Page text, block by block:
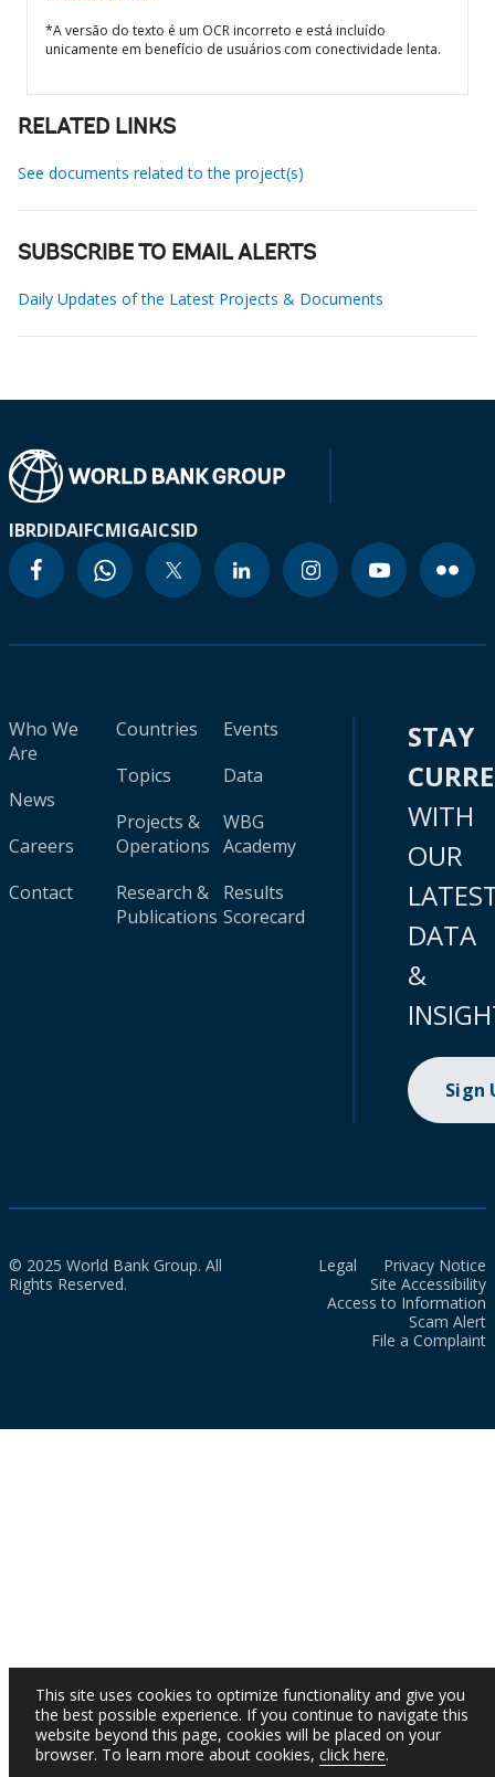
*A versão do texto é um OCR incorreto e está incluído
unicamente em benefício de usuários com conectividade lenta.
RELATED LINKS
See documents related to the project(s)
SUBSCRIBE TO EMAIL ALERTS
Daily Updates of the Latest Projects & Documents
IBRDIDAIFCMIGAICSID
Who We
Are
News
Careers
Contact
Countries
Topics
Projects &
Operations
Research &
Publications
Events
Data
WBG
Academy
Results
Scorecard
STAY
WITH
OUR
DATA
&
Sign
© 2025 World Bank Group. All
Rights Reserved.
Legal
Privacy Notice
Site Accessibility
Access to Information
Scam Alert
File a Complaint
This site uses cookies to optimize functionality and give you
the best possible experience. If you continue to navigate this
website beyond this page, cookies will be placed on your
browser. To learn more about cookies, click here.